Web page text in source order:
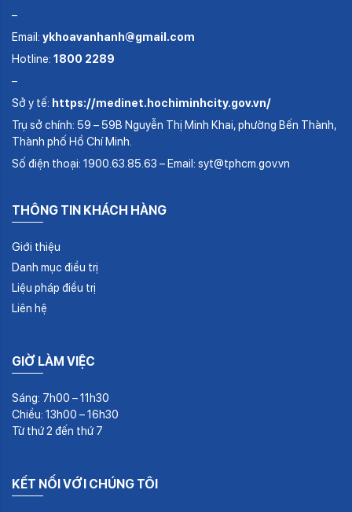
–
Email: ykhoavanhanh@gmail.com
Hotline: 1800 2289
–
Sở y tế: https://medinet.hochiminhcity.gov.vn/
Trụ sở chính: 59 – 59B Nguyễn Thị Minh Khai, phường Bến Thành,
Thành phố Hồ Chí Minh.
Số điện thoại: 1900.63.85.63 – Email: syt@tphcm.gov.vn
THÔNG TIN KHÁCH HÀNG
Giới thiệu
Danh mục điều trị
Liệu pháp điều trị
Liên hệ
GIỜ LÀM VIỆC
Sáng: 7h00 – 11h30
Chiều: 13h00 – 16h30
Từ thứ 2 đến thứ 7
KẾT NỐI VỚI CHÚNG TÔI